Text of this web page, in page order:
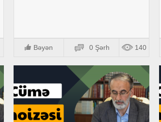
Bəyən 0 Şərh 140